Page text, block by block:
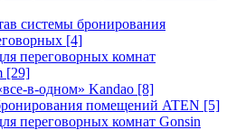
системы бронирования
[4]
переговорных комнат
[29]
в-одном» Kandao [8]
помещений ATEN [5]
переговорных комнат Gonsin